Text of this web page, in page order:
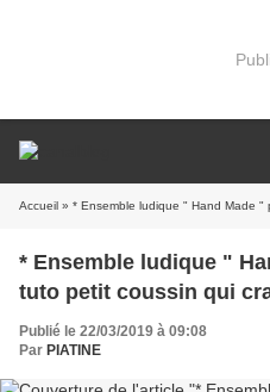
Accueil » * Ensemble ludique " Hand Made "
* Ensemble ludique "
tuto petit coussin qui
Publié le 22/03/2019 à 09:08
Par PIATINE